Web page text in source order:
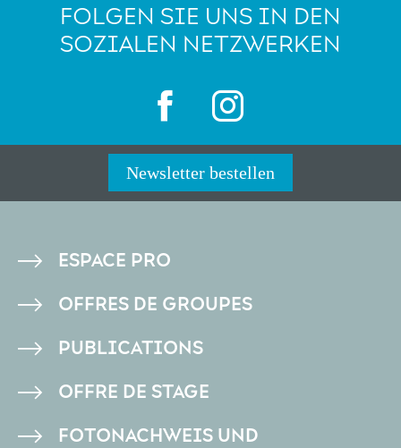
FOLGEN SIE UNS IN DEN
SOZIALEN NETZWERKEN
Newsletter bestellen
PIED
DE
ESPACE PRO
OFFRES DE GROUPES
PUBLICATIONS
OFFRE DE STAGE
FOTONACHWEIS UND